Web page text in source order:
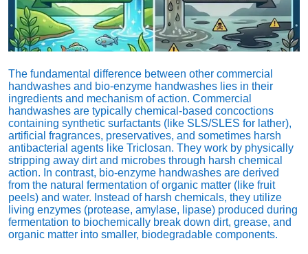
The fundamental difference between other commercial
handwashes and bio-enzyme handwashes lies in their
ingredients and mechanism of action. Commercial
handwashes are typically chemical-based concoctions
containing synthetic surfactants (like SLS/SLES for lather),
artificial fragrances, preservatives, and sometimes harsh
antibacterial agents like Triclosan. They work by physically
stripping away dirt and microbes through harsh chemical
action. In contrast, bio-enzyme handwashes are derived
from the natural fermentation of organic matter (like fruit
peels) and water. Instead of harsh chemicals, they utilize
living enzymes (protease, amylase, lipase) produced during
fermentation to biochemically break down dirt, grease, and
organic matter into smaller, biodegradable components.